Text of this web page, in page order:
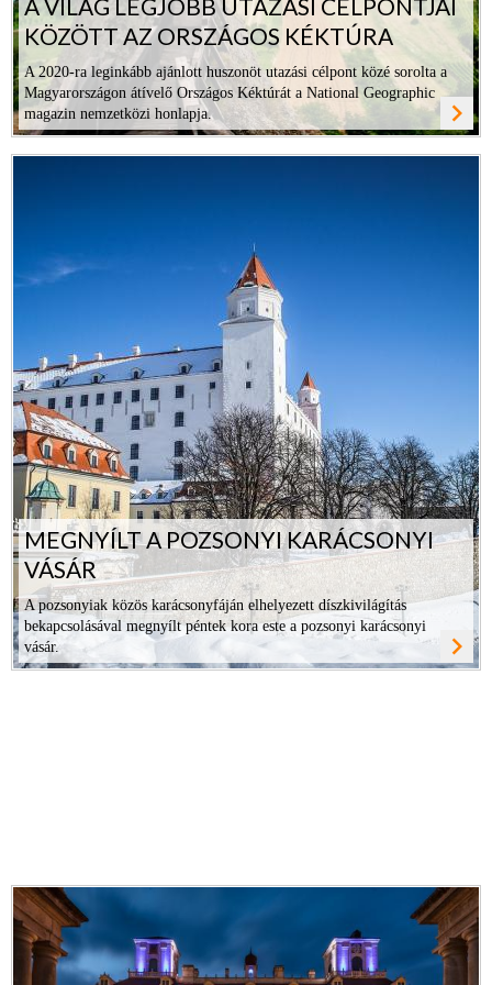
A VILÁG LEGJOBB UTAZÁSI CÉLPONTJAI
KÖZÖTT AZ ORSZÁGOS KÉKTÚRA
A 2020-ra leginkább ajánlott huszonöt utazási célpont közé sorolta a
Magyarországon átívelő Országos Kéktúrát a National Geographic
magazin nemzetközi honlapja.
navigate_next
MEGNYÍLT A POZSONYI KARÁCSONYI
VÁSÁR
A pozsonyiak közös karácsonyfáján elhelyezett díszkivilágítás
bekapcsolásával megnyílt péntek kora este a pozsonyi karácsonyi
vásár.
navigate_next